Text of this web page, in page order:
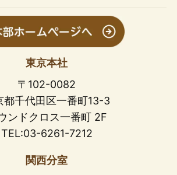
東京本社
〒102-0082
都千代田区一番町13-3
ンドクロス一番町 2F
TEL:03-6261-7212
関西分室